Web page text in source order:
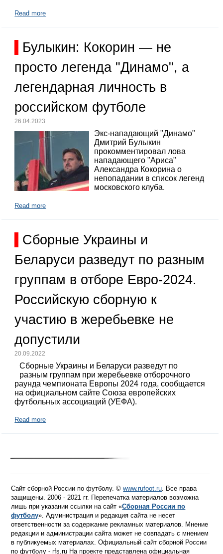
Read more
Булыкин: Кокорин — не
просто легенда "Динамо", а
легендарная личность в
российском футболе
26.04.2023
Экс-нападающий "Динамо"
Дмитрий Булыкин
прокомментировал лова
нападающего "Ариса"
Александра Кокорина о
непопадании в список легенд
московского клуба.
Read more
Сборные Украины и
Беларуси разведут по разным
группам в отборе Евро-2024.
Российскую сборную к
участию в жеребьевке не
допустили
20.09.2022
Сборные Украины и Беларуси разведут по
разным группам при жеребьевке отборочного
раунда чемпионата Европы 2024 года, сообщается
на официальном сайте Союза европейских
футбольных ассоциаций (УЕФА).
Read more
Сайт сборной России по футболу. ©www.rufoot.ru. Все права
защищены. 2006 - 2021 гг. Перепечатка материалов возможна
лишь при указании ссылки на сайт «Сборная России по
футболу». Администрация и редакция сайта не несет
ответственности за содержание рекламных материалов. Мнение
редакции и администрации сайта может не совпадать с мнением
в публикуемых материалах. Официальный сайт сборной России
по футболу - rfs.ru На проекте представлена официальная